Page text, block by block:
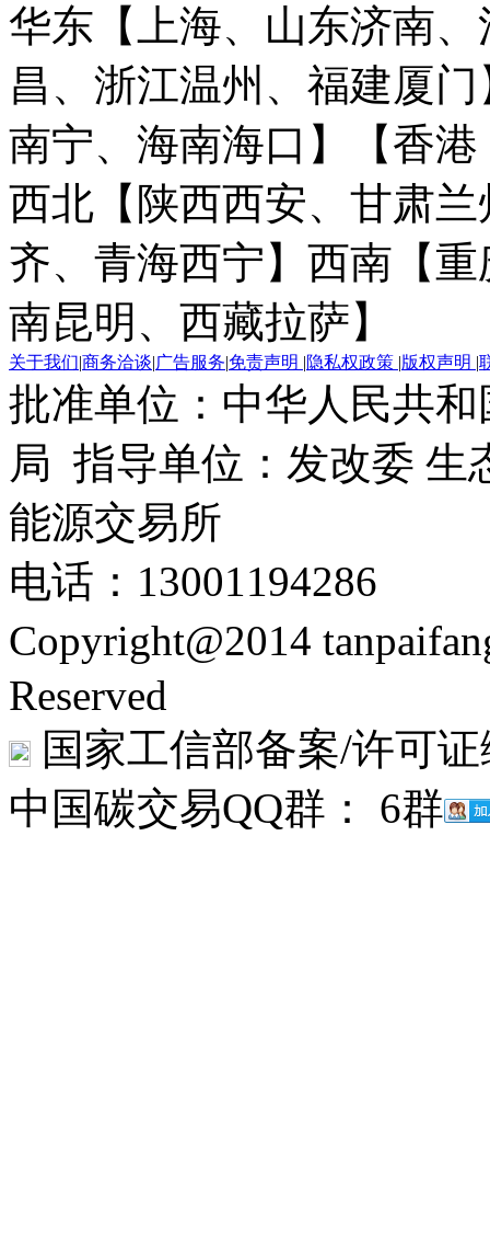
华东【上海、山东济南
昌、浙江温州、福建厦门
南宁、海南海口】
【香
西北【陕西西安、甘肃
齐、青海西宁】 西南【
南昆明、西藏拉萨】
关于我们|商务洽谈|广告服务|免责声明 |隐私权政策 |版权声明 |
批准单位：中华人民共
局 指导单位：发改委 生
能源交易所
电话：13001194286
Copyright@2014
Reserved
国家工信部备案/许可
中国碳交易QQ群： 6群